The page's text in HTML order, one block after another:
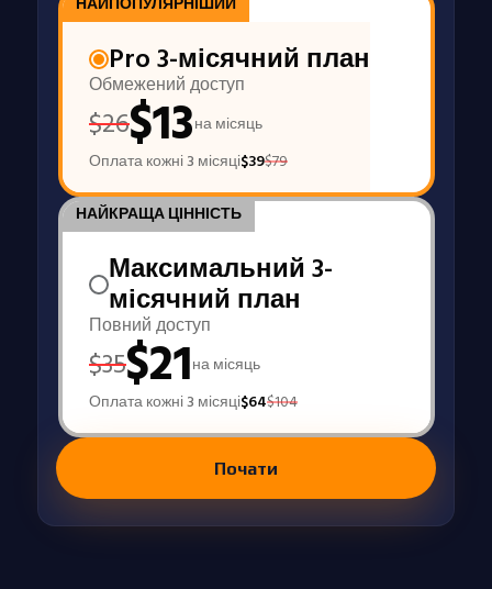
Pro 3-місячний план
Обмежений доступ
$26$13на місяць
Оплата кожні 3 місяці$39$79
НАЙКРАЩА ЦІННІСТЬ
Максимальний 3-
місячний план
Повний доступ
$35$21на місяць
Оплата кожні 3 місяці$64$104
Почати